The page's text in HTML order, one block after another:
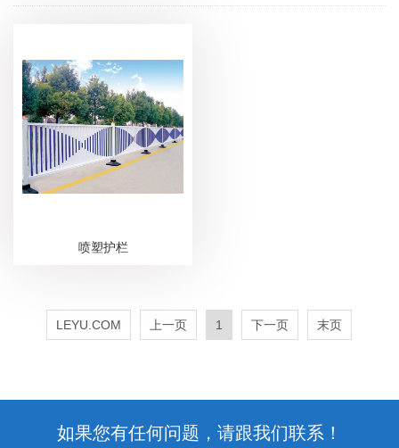
喷塑护栏
LEYU.COM 上一页 1 下一页 末页
如果您有任何问题，请跟我们联系！